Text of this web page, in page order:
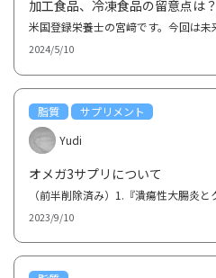
加工食品、冷凍食品の留意点は？
2024/5/10
脂質
サプリメント
Yudi
オメガ3サプリについて
2023/9/10